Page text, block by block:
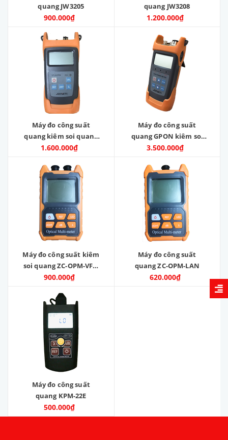
quang JW3205
900.000₫
quang JW3208
1.200.000₫
Máy đo công suất
quang kiêm soi quang
JW3223A
1.600.000₫
Máy đo công suất
quang GPON kiêm soi
quang JW3213A
3.500.000₫
Máy đo công suất kiêm
soi quang ZC-OPM-VFL-
LAN
900.000₫
Máy đo công suất
quang ZC-OPM-LAN
620.000₫
Máy đo công suất
quang KPM-22E
500.000₫